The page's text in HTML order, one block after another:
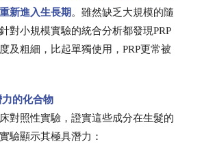
新進入生長期 。雖然缺乏大規模的隨
對小規模實驗的統合分析都發現PRP
及粗細，比起單獨使用，PRP更常被
的化合物
對照性實驗，證實這些成分在生髮的
驗顯示其極具潛力：